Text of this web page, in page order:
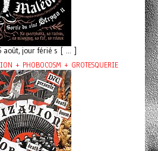
jour férié s [ ... ]
+ PHOBOCOSM + GROTESQUERIE